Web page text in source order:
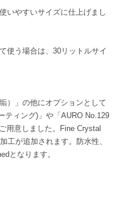
いやすいサイズに仕上げまし
使う場合は、30リットルサイ
）」の他にオプションとして
ティング)」や「AURO No.129
用意しました。Fine Crystal
工が追加されます。防水性、
となります。